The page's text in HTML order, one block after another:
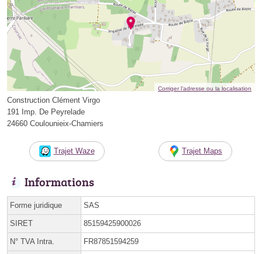
Corriger l’adresse ou la localisation
Construction Clément Virgo
191 Imp. De Peyrelade
24660 Coulounieix-Chamiers
Trajet Waze Trajet Maps
Informations
Forme juridique SAS
SIRET 85159425900026
N° TVA Intra. FR87851594259